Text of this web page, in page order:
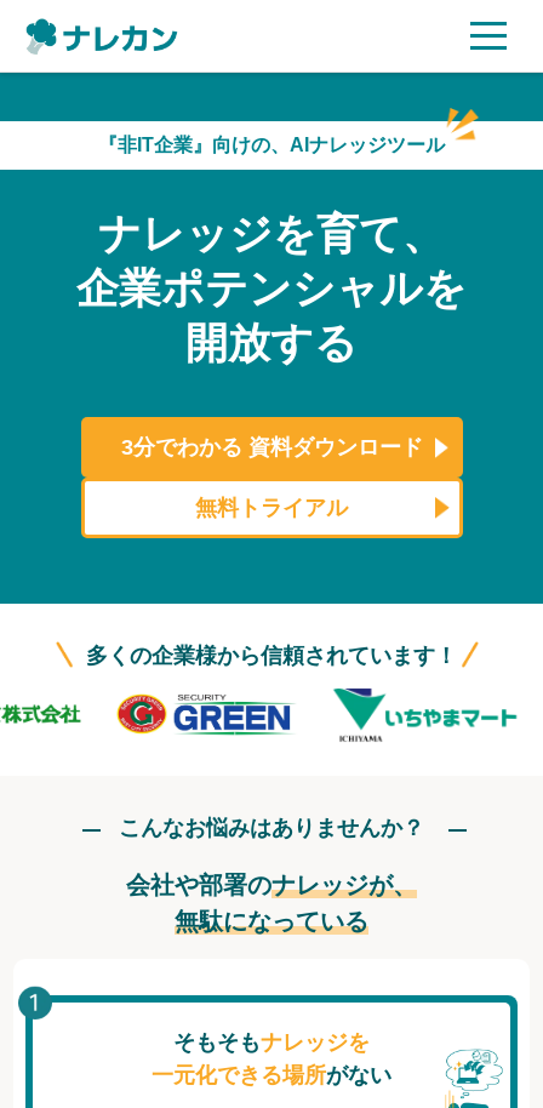
AI機能
ご利用企業様の声
セキュリティ
よくある質問
資料ダウンロード
ログイン
『非IT企業』向けの、AIナレッジツール
ナレッジを育て、
企業ポテンシャルを
開放する
3分でわかる 資料ダウンロード
無料トライアル
多くの企業様から信頼されています！
こんなお悩みはありませんか？
会社や部署のナレッジが、
無駄になっている
そもそもナレッジを
一元化できる場所がない